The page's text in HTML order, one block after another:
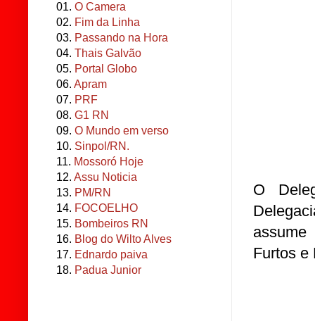
O
Furtos e
01. O Camera
02. Fim da Linha
03. Passando na Hora
04. Thais Galvão
05. Portal Globo
06. Apram
07. PRF
08. G1 RN
09. O Mundo em verso
10. Sinpol/RN.
11. Mossoró Hoje
12. Assu Noticia
13. PM/RN
14. FOCOELHO
15. Bombeiros RN
16. Blog do Wilto Alves
17. Ednardo paiva
18. Padua Junior